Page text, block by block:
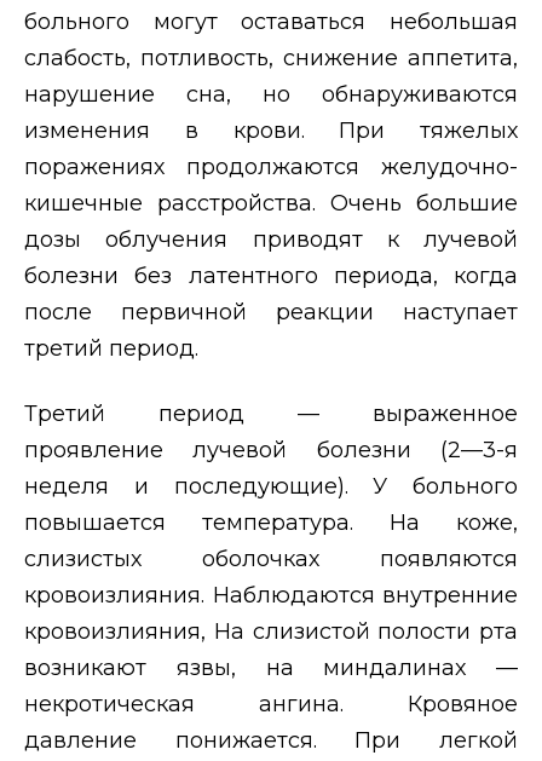
больного могут оставаться небольшая
слабость, потливость, снижение аппетита,
нарушение сна, но обнаруживаются
изменения в крови. При тяжелых
поражениях продолжаются желудочно-
кишечные расстройства. Очень большие
дозы облучения приводят к лучевой
болезни без латентного периода, когда
после первичной реакции наступает
третий период.
Третий период
— выраженное
проявление лучевой болезни (2—3-я
неделя и последующие). У больного
повышается температура. На коже,
слизистых оболочках появляются
кровоизлияния. Наблюдаются внутренние
кровоизлияния, На слизистой полости рта
возникают язвы, на миндалинах —
некротическая ангина. Кровяное
давление понижается. При легкой